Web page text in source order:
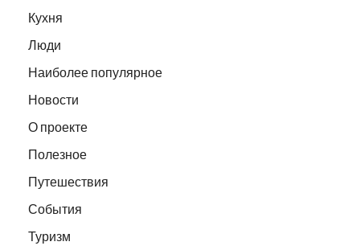
Кухня
Люди
Наиболее популярное
Новости
О проекте
Полезное
Путешествия
События
Туризм